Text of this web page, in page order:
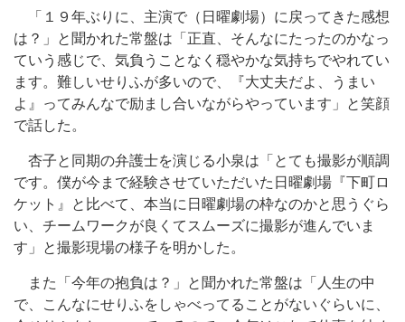
「１９年ぶりに、主演で（日曜劇場）に戻ってきた感想
は？」と聞かれた常盤は「正直、そんなにたったのかなっ
ていう感じで、気負うことなく穏やかな気持ちでやれてい
ます。難しいせりふが多いので、『大丈夫だよ、うまい
よ』ってみんなで励まし合いながらやっています」と笑顔
で話した。
杏子と同期の弁護士を演じる小泉は「とても撮影が順調
です。僕が今まで経験させていただいた日曜劇場『下町ロ
ケット』と比べて、本当に日曜劇場の枠なのかと思うぐら
い、チームワークが良くてスムーズに撮影が進んでいま
す」と撮影現場の様子を明かした。
また「今年の抱負は？」と聞かれた常盤は「人生の中
で、こんなにせりふをしゃべってることがないぐらいに、